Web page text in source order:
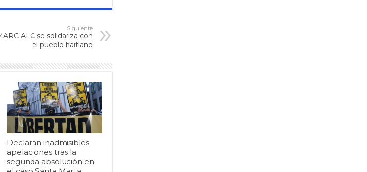
Siguiente
ALC se solidariza con
el pueblo haitiano
Declaran inadmisibles
apelaciones tras la
segunda absolución en